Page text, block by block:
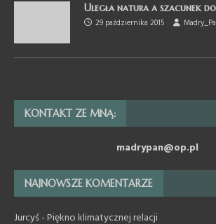
Uległa natura a szacunek do
29 października 2015
KONTAKT ZE MNĄ:
madrypan@op.pl
NAJNOWSZE KOMENTARZE
Jurcyś-Piękno klimatycznej relacji